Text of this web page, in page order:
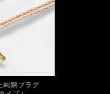
純銅プラグ